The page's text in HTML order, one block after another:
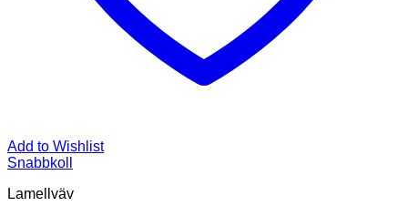
Add to Wishlist
Snabbkoll
Lamellväv